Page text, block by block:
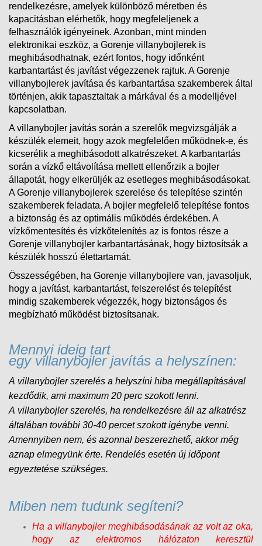
rendelkezésre, amelyek különböző méretben és
kapacitásban elérhetők, hogy megfeleljenek a
felhasználók igényeinek. Azonban, mint minden
elektronikai eszköz, a Gorenje villanybojlerek is
meghibásodhatnak, ezért fontos, hogy időnként
karbantartást és javítást végezzenek rajtuk. A Gorenje
villanybojlerek javítása és karbantartása szakemberek által
történjen, akik tapasztaltak a márkával és a modelljével
kapcsolatban.
A villanybojler javítás során a szerelők megvizsgálják a
készülék elemeit, hogy azok megfelelően működnek-e, és
kicserélik a meghibásodott alkatrészeket. A karbantartás
során a vízkő eltávolítása mellett ellenőrzik a bojler
állapotát, hogy elkerüljék az esetleges meghibásodásokat.
A Gorenje villanybojlerek szerelése és telepítése szintén
szakemberek feladata. A bojler megfelelő telepítése fontos
a biztonság és az optimális működés érdekében. A
vízkőmentesítés és vízkőtelenítés az is fontos része a
Gorenje villanybojler karbantartásának, hogy biztosítsák a
készülék hosszú élettartamát.
Összességében, ha Gorenje villanybojlere van, javasoljuk,
hogy a javítást, karbantartást, felszerelést és telepítést
mindig szakemberek végezzék, hogy biztonságos és
megbízható működést biztosítsanak.
Mennyi ideig tart
egy villanybojler javítás a helyszínen:
A villanybojler szerelés a helyszíni hiba megállapításával
kezdődik, ami maximum 20 perc szokott lenni.
A villanybojlerszerelés, ha rendelkezésre áll az alkatrész
általában további 30-40 percet szokott igénybe venni.
Amennyiben nem, és azonnal beszerezhető, akkor még
aznap elmegyünk érte. Rendelés esetén új időpont
egyeztetése szükséges.
Miben nem tudunk segíteni?
Ha a villanybojler meghibásodásának az volt az oka,
hogy az elektromos hálózaton keresztül